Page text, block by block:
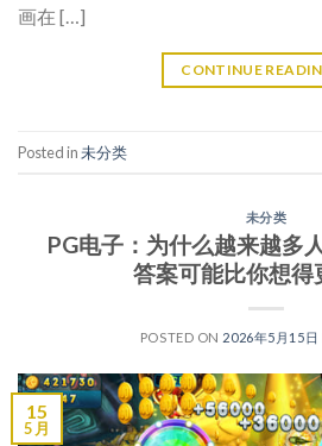
画在 […]
CONTINUE
Posted in未分类
未分类
PG电子：为什么越来越多
答案可能比你想得
POSTED ON 2026年5月15日
15
5 月